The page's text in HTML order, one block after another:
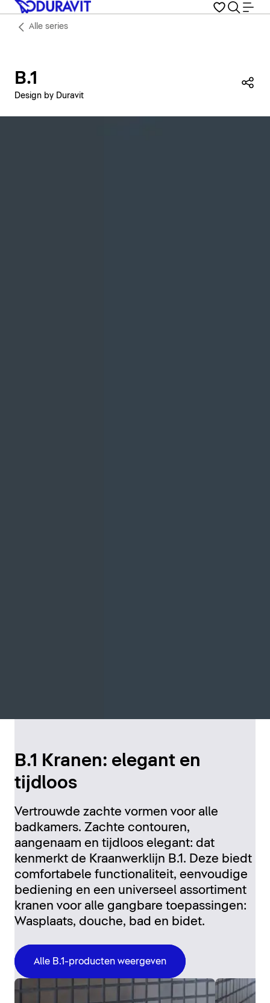
Alle series
B.1
Design by Duravit
B.1 Kranen: elegant en
tijdloos
Vertrouwde zachte vormen voor alle
badkamers. Zachte contouren,
aangenaam en tijdloos elegant: dat
kenmerkt de Kraanwerklijn B.1. Deze biedt
comfortabele functionaliteit, eenvoudige
bediening en een universeel assortiment
kranen voor alle gangbare toepassingen:
Wasplaats, douche, bad en bidet.
Alle B.1-producten weergeven